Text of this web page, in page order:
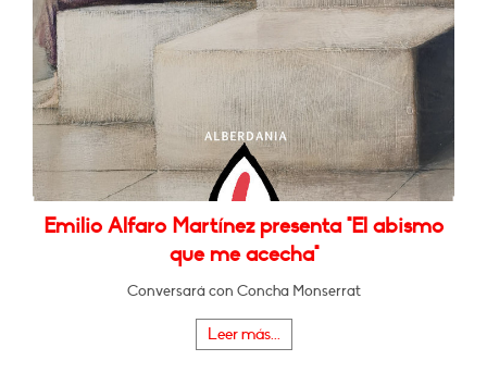
Emilio Alfaro Martínez presenta "El abismo
que me acecha"
Conversará con Concha Monserrat
Leer más...